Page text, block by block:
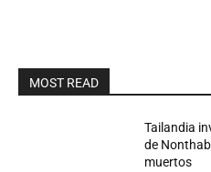
MOST READ
Tailandia
de
muertos